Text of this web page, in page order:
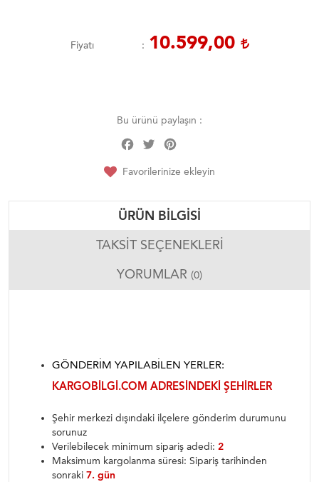
Fiyatı 10.599,00
Bu ürünü paylaşın :
Facebook
Twitter
Favorilerinize ekleyin
ÜRÜN BILGISI
TAKSIT SEÇENEKLERI
YORUMLAR (0)
GÖNDERIM YAPILABILEN YERLER:
KARGOBILGI.COM ADRESINDEKI ŞEHIRLER
Şehir merkezi dışındaki ilçelere gönderim durumunu
sorunuz
Verilebilecek minimum sipariş adedi: 2
Maksimum kargolanma süresi: Sipariş tarihinden
sonraki 7. gün